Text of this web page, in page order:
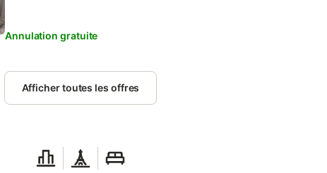
Annulation gratuite
Afficher toutes les offres